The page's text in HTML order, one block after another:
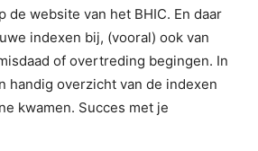
de website van het BHIC. En daar
indexen bij, (vooral) ook van
of overtreding begingen. In
handig overzicht van de indexen
kwamen. Succes met je